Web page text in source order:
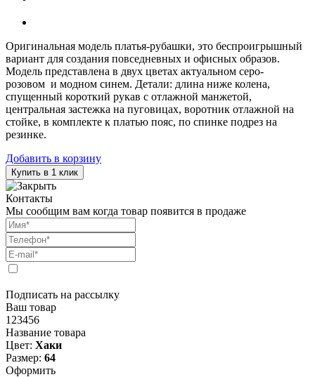
Оригинальная модель платья-рубашки, это беспроигрышный
вариант для создания повседневных и офисных образов.
Модель представлена в двух цветах актуальном серо-
розовом и модном синем. Детали: длина ниже колена,
спущенный короткий рукав с отлажной манжетой,
центральная застежка на пуговицах, воротник отлажной на
стойке, в комплекте к платью пояс, по спинке подрез на
резинке.
Добавить в корзину
Купить в 1 клик
Контакты
Мы сообщим вам когда товар появится в продаже
Подписать на рассылку
Ваш товар
123456
Название товара
Цвет: Хаки
Размер: 64
Оформить